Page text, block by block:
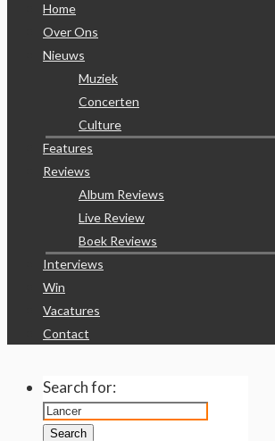
Home
Over Ons
Nieuws
Muziek
Concerten
Culture
Features
Reviews
Album Reviews
Live Review
Boek Reviews
Interviews
Win
Vacatures
Contact
resultaten
Search for:
Search